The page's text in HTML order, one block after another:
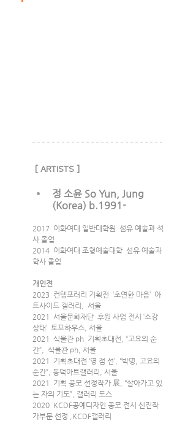
[ ARTISTS ]
정 소윤 So Yun, Jung
(Korea) b.1991-
2017  이화여대 일반대학원  섬유 예술과 석
사 졸업
2014  이화여대 조형예술대학  섬유 예술과
학사 졸업
개인전
2023  컨템포러리 기획전  ‘초연한 마음’  아
트사이드 갤러리,  서울
2021  서울문화재단  후원 사업 전시 ‘소강
상태’  토포하우스, 서울
2021  식물관 ph  기획초대전, “고요의 순
간”,  식물관 ph, 서울
2021  기획초대전 ‘영 점 선’, “박명, 고요의
순간”, 동덕아트갤러리, 서울
2021  기획 공모 선정작가 展, “살아가고 있
는 자의 기도”, 갤러리 도스
2020  KCDF공예디자인 공모 전시 신진작
가부문 선정 ,KCDF갤러리